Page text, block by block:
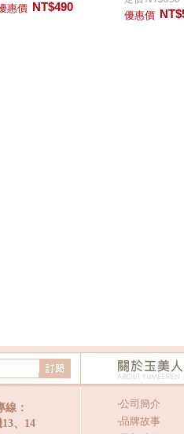
惠價 NT$490
優惠價
線：
、14
‧公司簡介
‧品牌故事